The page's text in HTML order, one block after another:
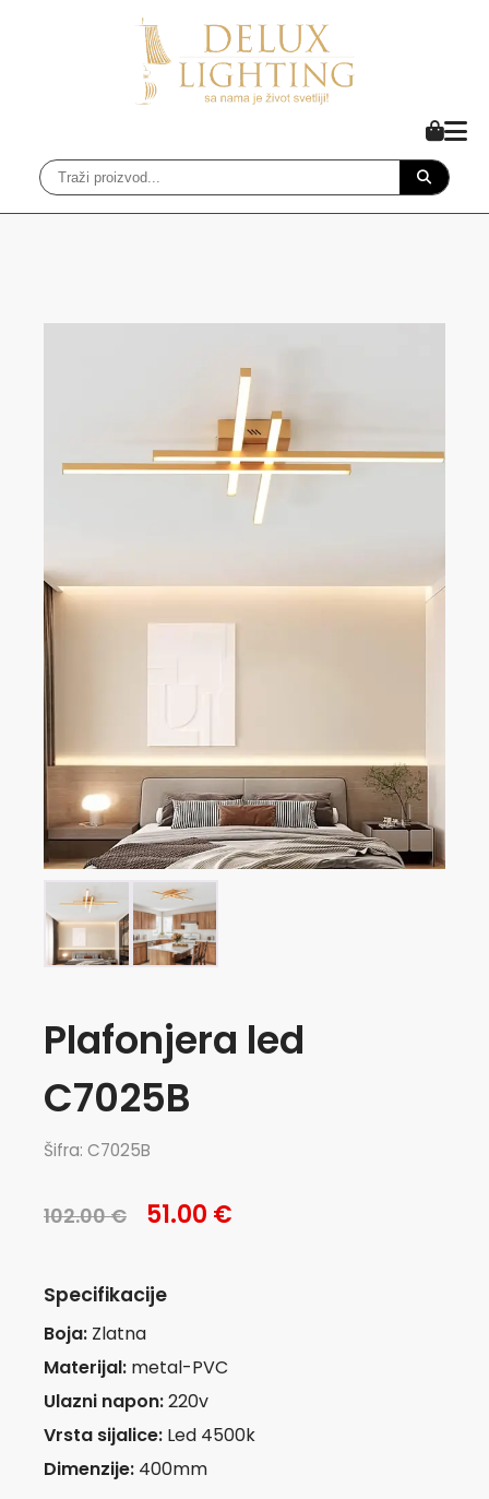
Plafonjera led
C7025B
Šifra: C7025B
102.00 € 51.00 €
Specifikacije
Boja: Zlatna
Materijal: metal-PVC
Ulazni napon:220v
Vrsta sijalice: Led 4500k
Dimenzije: 400mm